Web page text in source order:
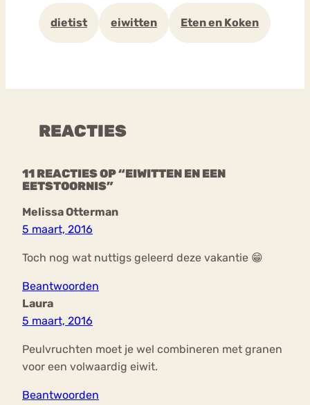
dietist eiwitten Eten en Koken
REACTIES
11 REACTIES OP “EIWITTEN EN EEN
EETSTOORNIS”
Melissa Otterman
5 maart, 2016
Toch nog wat nuttigs geleerd deze vakantie 😁
Beantwoorden
Laura
5 maart, 2016
Peulvruchten moet je wel combineren met granen
voor een volwaardig eiwit.
Beantwoorden